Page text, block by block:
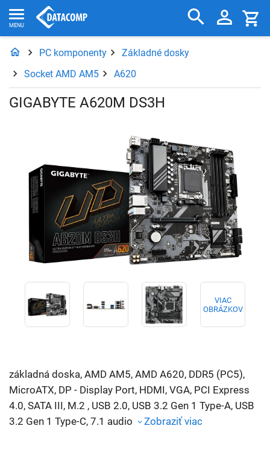
PC komponenty
Základné dosky
Socket AMD AM5
A620
GIGABYTE A620M DS3H
VIAC
OBRÁZKOV
základná doska, AMD AM5, AMD A620, DDR5 (PC5),
MicroATX, DP - Display Port, HDMI, VGA, PCI Express
4.0, SATA III, M.2 , USB 2.0, USB 3.2 Gen 1 Type-A, USB
3.2 Gen 1 Type-C, 7.1 audio
Zobraziť viac